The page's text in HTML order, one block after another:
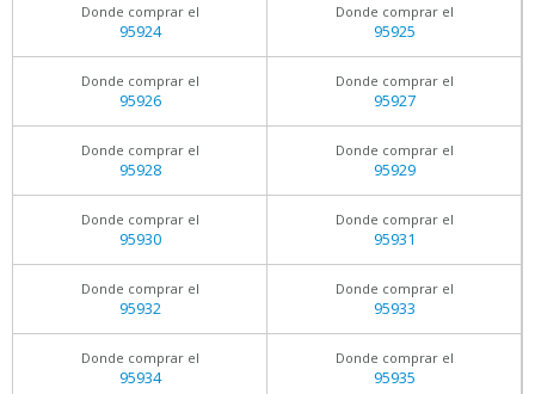
Donde comprar el
95924
Donde comprar el
95925
Donde comprar el
95926
Donde comprar el
95927
Donde comprar el
95928
Donde comprar el
95929
Donde comprar el
95930
Donde comprar el
95931
Donde comprar el
95932
Donde comprar el
95933
Donde comprar el
95934
Donde comprar el
95935